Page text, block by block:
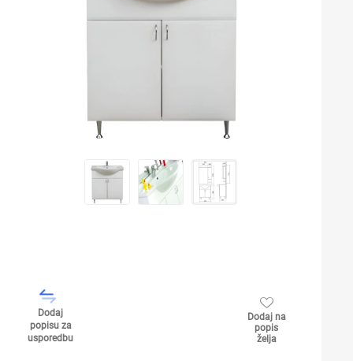
Dodaj
popisu za
usporedbu
Dodaj na
popis
želja